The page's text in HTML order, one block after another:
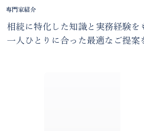
専門家紹介
相続に特化した知識と実務経験を
一人ひとりに合った最適なご提案